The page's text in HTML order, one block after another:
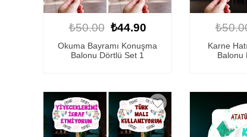
₺50.00 ₺44.90
Okuma Bayramı Konuşma
Balonu Dörtlü Set 1
Karne
Balonu